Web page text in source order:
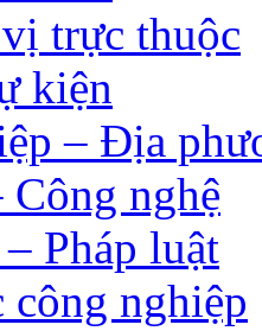
trực thuộc
kiện
– Địa
nghệ
Pháp luật
nghiệp